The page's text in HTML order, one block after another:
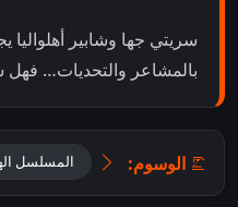
سريتي جها وشابير
بالمشاعر والتحديات… فهل
الوسوم: المسلسل